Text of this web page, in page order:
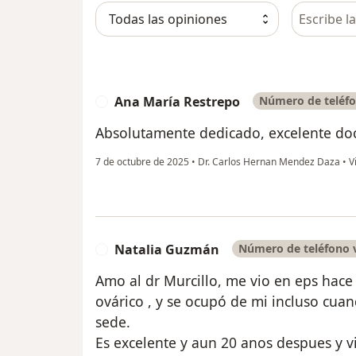
Busca en
Ana María Restrepo Número de
Absolutamente dedicado, excelente
7 de octubre de 2025 • Dr. Carlos Hernan Mendez Daza •
Natalia Guzmán Número de teléfono
Amo al dr Murcillo, me vio en eps
ovárico , y se ocupó de mi incluso
sede.
Es excelente y aun 20 anos despues y